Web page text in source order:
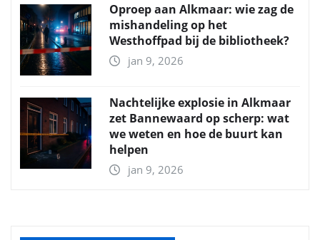
Oproep aan Alkmaar: wie zag de
mishandeling op het
Westhoffpad bij de bibliotheek?
jan 9, 2026
Nachtelijke explosie in Alkmaar
zet Bannewaard op scherp: wat
we weten en hoe de buurt kan
helpen
jan 9, 2026